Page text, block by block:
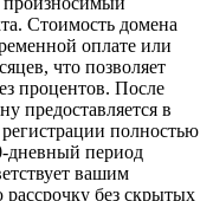
Стоимость домена
оплате или
что позволяет
процентов. После
предоставляется в
регистрации полностью
период
вашим
без скрытых